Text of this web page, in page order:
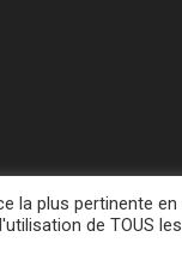
la plus pertinente
de TOUS